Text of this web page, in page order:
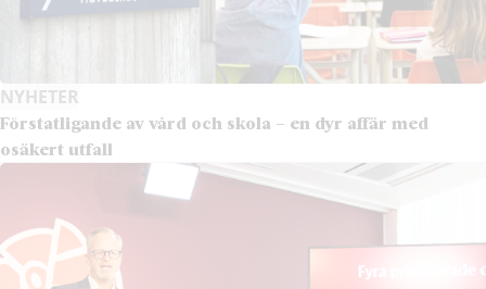
NYHETER
Förstatligande av vård och skola – en dyr affär med
osäkert utfall